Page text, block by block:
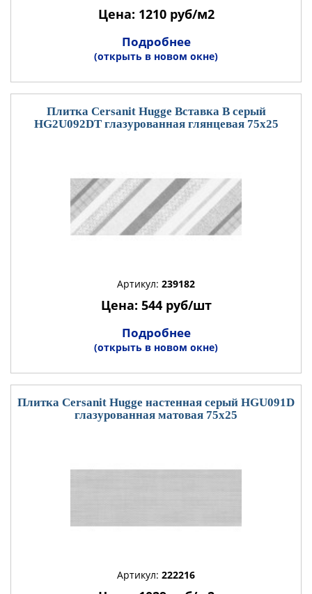
Цена: 1210 руб/м2
Подробнее
(открыть в новом окне)
Плитка Cersanit Hugge Вставка B серый
HG2U092DT глазурованная глянцевая 75x25
Артикул: 239182
Цена: 544 руб/шт
Подробнее
(открыть в новом окне)
Плитка Cersanit Hugge настенная серый HGU091D
глазурованная матовая 75x25
Артикул: 222216